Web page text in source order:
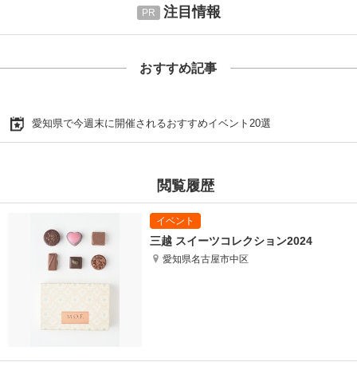
注目情報
おすすめ記事
愛知県で今週末に開催されるおすすめイベント20選
閲覧履歴
三越 スイーツコレクション2024
愛知県名古屋市中区